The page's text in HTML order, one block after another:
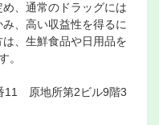
、通常のドラッグには
、高い収益性を得るに
、生鮮食品や日用品を
。
11 原地所第2ビル9階3